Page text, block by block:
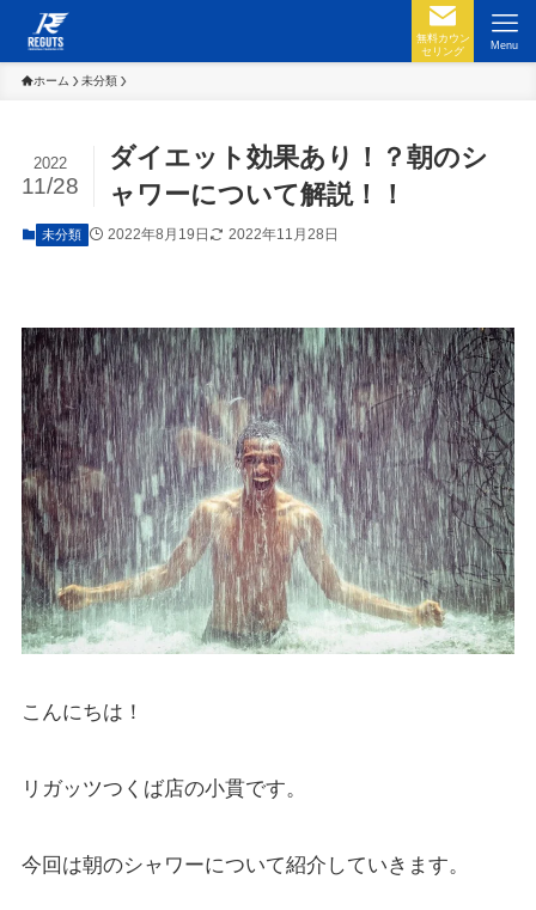
無料カウン
セリング
Menu
ホーム 未分類
ダイエット効果あり！？朝のシ
ャワーについて解説！！
2022
11/28
未分類 2022年8月19日 2022年11月28日
こんにちは！
リガッツつくば店の小貫です。
今回は朝のシャワーについて紹介していきます。